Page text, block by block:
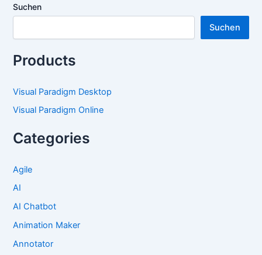
Suchen
Suchen
Products
Visual Paradigm Desktop
Visual Paradigm Online
Categories
Agile
AI
AI Chatbot
Animation Maker
Annotator